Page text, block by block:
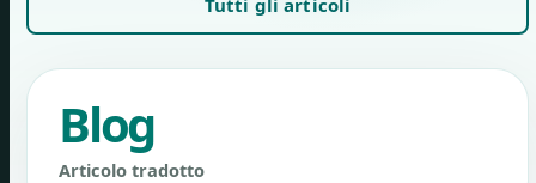
Blog
Articolo tradotto